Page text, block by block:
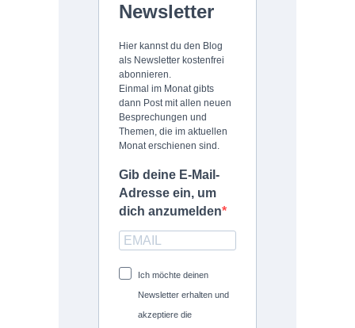
Newsletter
Hier kannst du den Blog
als Newsletter kostenfrei
abonnieren.
Einmal im Monat gibts
dann Post mit allen neuen
Besprechungen und
Themen, die im aktuellen
Monat erschienen sind.
Gib deine E-Mail-
Adresse ein, um
dich anzumelden
Ich möchte deinen
Newsletter erhalten und
akzeptiere die